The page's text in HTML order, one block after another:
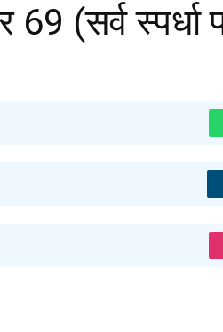
(सर्व स्पर्धा